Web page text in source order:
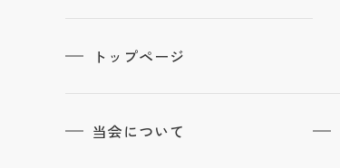
トップページ
当会について